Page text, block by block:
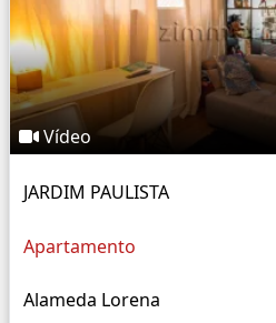
Vídeo
JARDIM PAULISTA
Apartamento
Alameda Lorena